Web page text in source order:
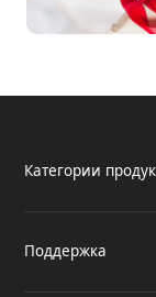
Категории
Поддержка